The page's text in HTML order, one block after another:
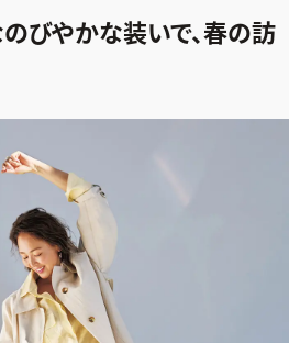
びやかな装いで、春の訪